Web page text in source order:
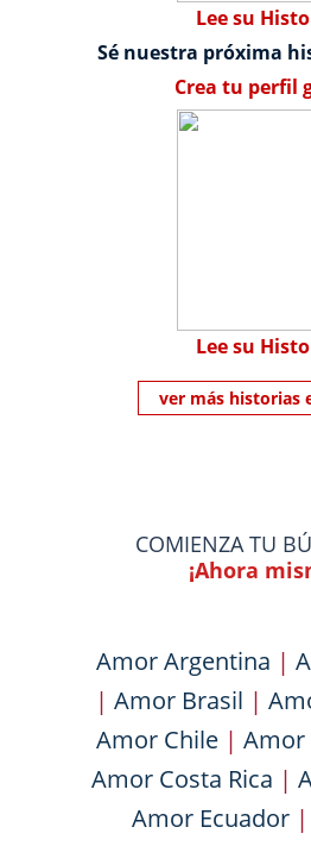
Lee su
Sé nuestra próxima
Crea tu perfil
Lee su
ver más historias
COMIENZA TU
¡Ahora
Amor Argentina |
| Amor Brasil |
Amor Chile | Amor
Amor Costa Rica |
Amor Ecuador|